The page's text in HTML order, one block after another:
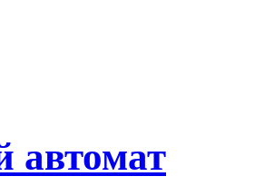
автомат